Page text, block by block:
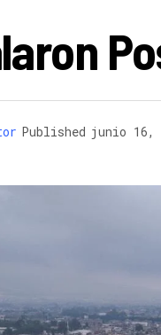
Published junio 16,